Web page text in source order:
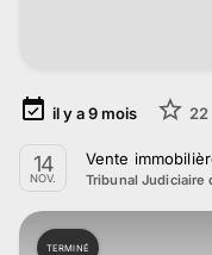
il y a9mois 22
14
NOV.
Vente
Tribunal Judiciaire
TERMINÉ